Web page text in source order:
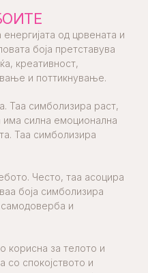
енергијата од црвената и
боја претставува
креативност,
и поттикнување.
Таа симболизира раст,
има силна емоционална
Таа симболизира
Често, таа асоцира
боја симболизира
и
корисна за телото и
со спокојството и